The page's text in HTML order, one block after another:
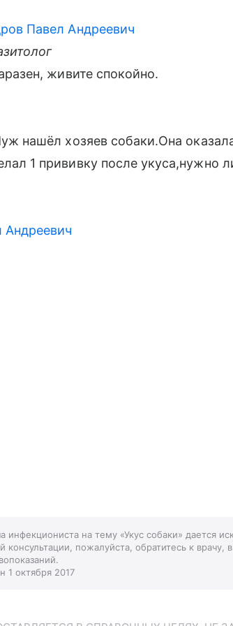
Павел Андреевич
живите спокойно.
нашёл хозяев собаки.Она
1 прививку после укуса,нужно
Андреевич
инфекциониста на тему «Укус собаки» дается
консультации, пожалуйста, обратитесь к врачу,
1 октября 2017